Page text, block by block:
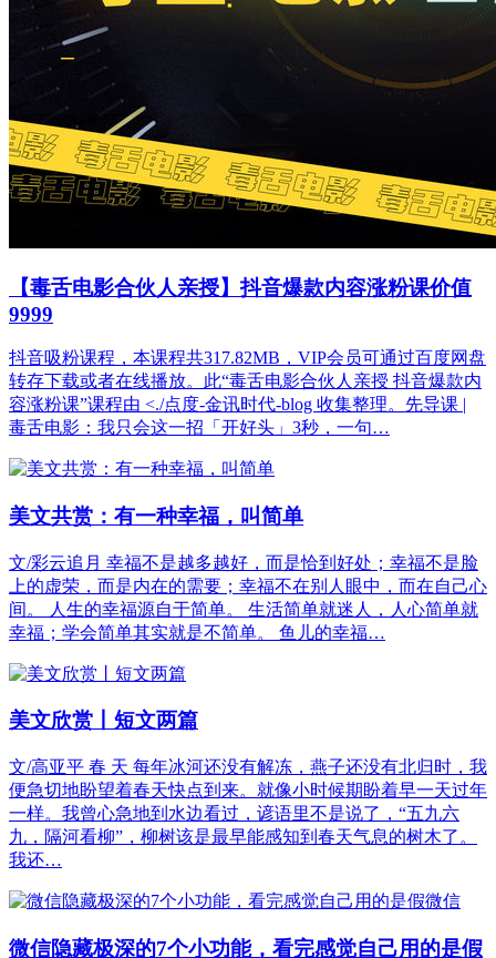
【毒舌电影合伙人亲授】抖音爆款内容涨粉课价值
9999
抖音吸粉课程，本课程共317.82MB，VIP会员可通过百度网盘
转存下载或者在线播放。此“毒舌电影合伙人亲授 抖音爆款内
容涨粉课”课程由 <./点度-金讯时代-blog 收集整理。先导课 |
毒舌电影：我只会这一招「开好头」3秒，一句…
美文共赏：有一种幸福，叫简单
文/彩云追月 幸福不是越多越好，而是恰到好处；幸福不是脸
上的虚荣，而是内在的需要；幸福不在别人眼中，而在自己心
间。 人生的幸福源自于简单。 生活简单就迷人，人心简单就
幸福；学会简单其实就是不简单。 鱼儿的幸福…
美文欣赏丨短文两篇
文/高亚平 春 天 每年冰河还没有解冻，燕子还没有北归时，我
便急切地盼望着春天快点到来。就像小时候期盼着早一天过年
一样。我曾心急地到水边看过，谚语里不是说了，“五九六
九，隔河看柳”，柳树该是最早能感知到春天气息的树木了。
我还…
微信隐藏极深的7个小功能，看完感觉自己用的是假